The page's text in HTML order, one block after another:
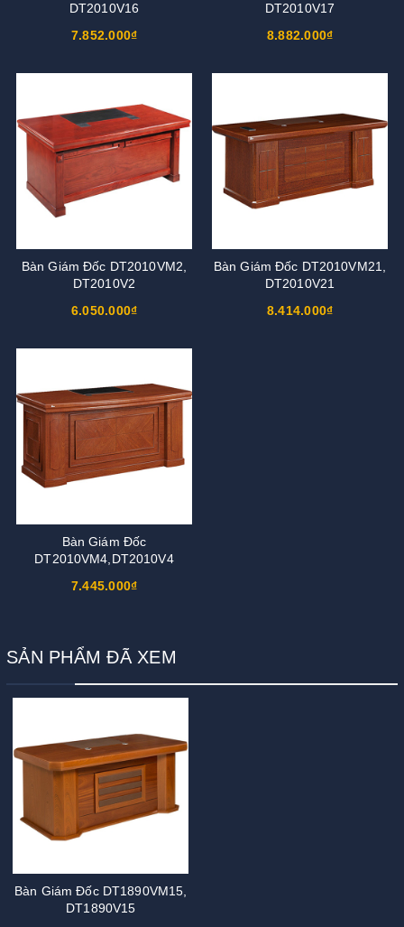
DT2010V16
7.852.000₫
DT2010V17
8.882.000₫
Bàn Giám Đốc DT2010VM2,
DT2010V2
6.050.000₫
Bàn Giám Đốc DT2010VM21,
DT2010V21
8.414.000₫
Bàn Giám Đốc
DT2010VM4,DT2010V4
7.445.000₫
SẢN PHẨM ĐÃ XEM
Bàn Giám Đốc DT1890VM15,
DT1890V15